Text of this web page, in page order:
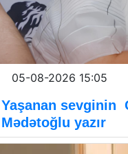
05-08-2026 15:05
Yaşanan sevginin
Mədətoğlu yazır